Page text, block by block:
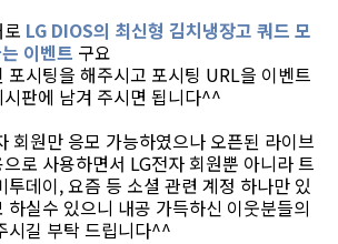
LG DIOS의 최신형 김치냉장고 쿼드 모
이벤트 구요
포시팅을 해주시고 포시팅 URL을 이벤트
판에 남겨 주시면 됩니다^^
회원만 응모 가능하였으나 오픈된 라이브
로 사용하면서 LG전자 회원뿐 아니라 트
투데이, 요즘 등 소셜 관련 계정 하나만 있
하실수 있으니 내공 가득하신 이웃분들의
시길 부탁 드립니다^^